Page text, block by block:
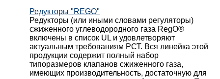
Редукторы "REGO"
Редукторы (или иными словами регуляторы)
сжиженного углеводородного газа RegO®
включены в список UL и удовлетворяют
актуальным требованиям РСТ. Вся линейка этой
продукции содержит полный набор
типоразмеров клапанов сжиженного газа,
имеющих производительность, достаточную для